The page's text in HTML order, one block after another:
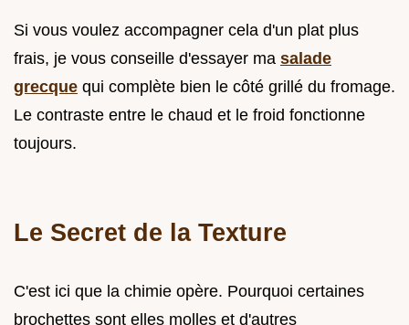
Si vous voulez accompagner cela d'un plat plus
frais, je vous conseille d'essayer ma salade
grecque qui complète bien le côté grillé du fromage.
Le contraste entre le chaud et le froid fonctionne
toujours.
Le Secret de la Texture
C'est ici que la chimie opère. Pourquoi certaines
brochettes sont elles molles et d'autres